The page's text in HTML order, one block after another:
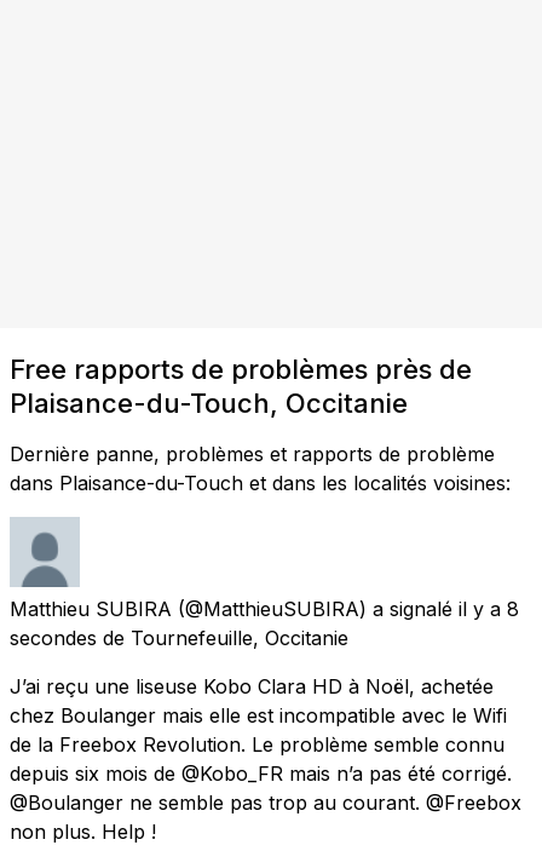
Free rapports de problèmes près de
Plaisance-du-Touch, Occitanie
Dernière panne, problèmes et rapports de problème
dans Plaisance-du-Touch et dans les localités voisines:
Matthieu SUBIRA (@MatthieuSUBIRA) a signalé il y a 8
secondes de Tournefeuille, Occitanie
J’ai reçu une liseuse Kobo Clara HD à Noël, achetée
chez Boulanger mais elle est incompatible avec le Wifi
de la Freebox Revolution. Le problème semble connu
depuis six mois de @Kobo_FR mais n’a pas été corrigé.
@Boulanger ne semble pas trop au courant. @Freebox
non plus. Help !